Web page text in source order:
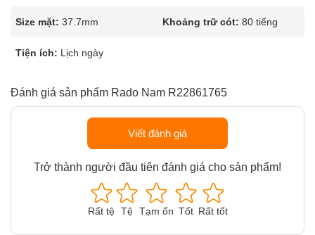
Size mặt: 37.7mm Khoảng trữ cót: 80 tiếng
Tiện ích: Lịch ngày
Đánh giá sản phẩm Rado Nam R22861765
Viết đánh giá
Trở thành người đầu tiên đánh giá cho sản phẩm!
Rất tệ Tệ Tạm ổn Tốt Rất tốt